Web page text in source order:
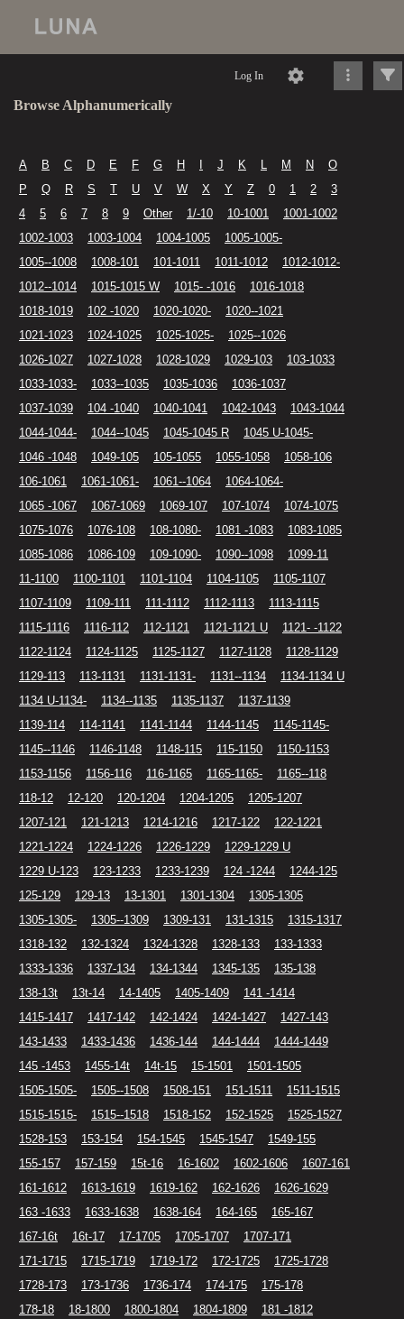
Log In
Browse Alphanumerically
A B C D E F G H J K L M N
O
P
Q R S T U V W X Y Z 0 1 2
3
4
5 6 7 8 9 Other 1/-10 10-1001
1001-1002
1002-1003
1003-1004 1004-1005
1005-1005-
1005--1008
1008-101 101-1011 1011-1012
1012-1012-
1012--1014
1015-1015 W 1015- -1016
1016-1018
1018-1019
102 -1020 1020-1020-
1020--1021
1021-1023
1024-1025 1025-1025-
1025--1026
1026-1027
1027-1028 1028-1029 1029-103
103-1033
1033-1033-
1033--1035 1035-1036
1036-1037
1037-1039
104 -1040 1040-1041 1042-1043
1043-1044
1044-1044-
1044--1045 1045-1045 R
1045 U-1045-
1046 -1048
1049-105 105-1055 1055-1058
1058-106
106-1061
1061-1061- 1061--1064
1064-1064-
1065 -1067
1067-1069 1069-107 107-1074
1074-1075
1075-1076
1076-108 108-1080- 1081 -1083
1083-1085
1085-1086
1086-109 109-1090- 1090--1098
1099-11
11-1100
1100-1101 1101-1104 1104-1105
1105-1107
1107-1109
1109-111 111-1112 1112-1113
1113-1115
1115-1116
1116-112 112-1121 1121-1121 U
1121- -1122
1122-1124
1124-1125 1125-1127 1127-1128
1128-1129
1129-113
113-1131 1131-1131- 1131--1134
1134-1134 U
1134 U-1134-
1134--1135 1135-1137
1137-1139
1139-114
114-1141 1141-1144 1144-1145
1145-1145-
1145--1146
1146-1148 1148-115 115-1150
1150-1153
1153-1156
1156-116 116-1165 1165-1165-
1165--118
118-12
12-120 120-1204 1204-1205
1205-1207
1207-121
121-1213 1214-1216 1217-122
122-1221
1221-1224
1224-1226 1226-1229
1229-1229 U
1229 U-123
123-1233 1233-1239 124 -1244
1244-125
125-129
129-13 13-1301 1301-1304
1305-1305
1305-1305-
1305--1309 1309-131 131-1315
1315-1317
1318-132
132-1324 1324-1328 1328-133
133-1333
1333-1336
1337-134 134-1344 1345-135
135-138
138-13t
13t-14 14-1405 1405-1409
141 -1414
1415-1417
1417-142 142-1424 1424-1427
1427-143
143-1433
1433-1436 1436-144 144-1444
1444-1449
145 -1453
1455-14t 14t-15 15-1501
1501-1505
1505-1505-
1505--1508 1508-151 151-1511
1511-1515
1515-1515-
1515--1518 1518-152 152-1525
1525-1527
1528-153
153-154 154-1545 1545-1547
1549-155
155-157
157-159 15t-16 16-1602 1602-1606
1607-161
161-1612
1613-1619 1619-162 162-1626
1626-1629
163 -1633
1633-1638 1638-164 164-165
165-167
167-16t
16t-17 17-1705 1705-1707
1707-171
171-1715
1715-1719 1719-172 172-1725
1725-1728
1728-173
173-1736 1736-174 174-175
175-178
178-18
18-1800 1800-1804 1804-1809
181 -1812